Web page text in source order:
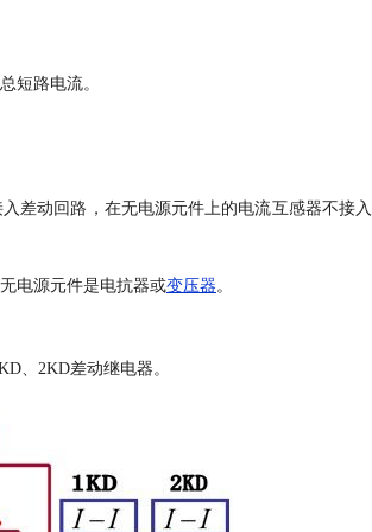
短路电流。
入差动回路，在无电源元件上的电流互感器不接入
电源元件是电抗器或变压器。
、2KD差动继电器。